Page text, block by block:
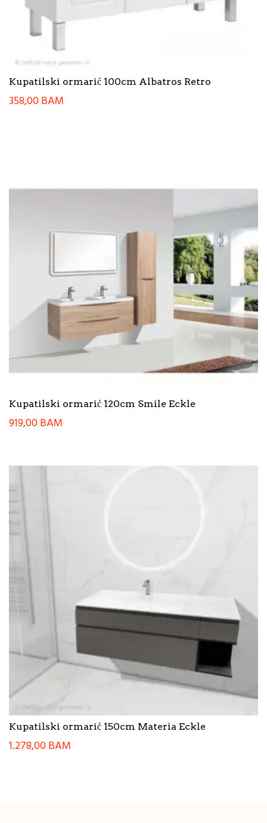
Kupatilski ormarić 100cm Albatros Retro
358,00BAM
Kupatilski ormarić 120cm Smile Eckle
919,00BAM
Kupatilski ormarić 150cm Materia Eckle
1.278,00BAM